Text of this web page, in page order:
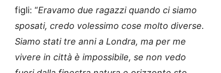
figli: “Eravamo due ragazzi quando ci siamo
sposati, credo volessimo cose molto diverse.
Siamo stati tre anni a Londra, ma per me
vivere in città è impossibile, se non vedo